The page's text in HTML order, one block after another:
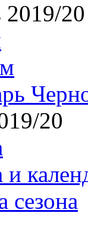
2019/20
20
и
сезона